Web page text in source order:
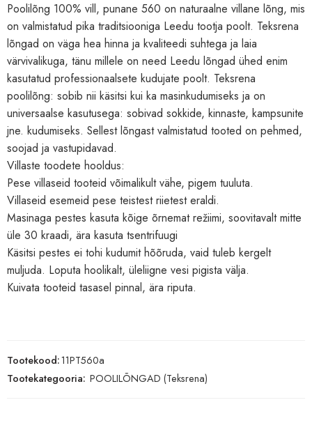
Poolilõng 100% vill, punane 560 on naturaalne villane lõng, mis
on valmistatud pika traditsiooniga Leedu tootja poolt. Teksrena
lõngad on väga hea hinna ja kvaliteedi suhtega ja laia
värvivalikuga, tänu millele on need Leedu lõngad ühed enim
kasutatud professionaalsete kudujate poolt. Teksrena
poolilõng: sobib nii käsitsi kui ka masinkudumiseks ja on
universaalse kasutusega: sobivad sokkide, kinnaste, kampsunite
jne. kudumiseks. Sellest lõngast valmistatud tooted on pehmed,
soojad ja vastupidavad.
Villaste toodete hooldus:
Pese villaseid tooteid võimalikult vähe, pigem tuuluta.
Villaseid esemeid pese teistest riietest eraldi.
Masinaga pestes kasuta kõige õrnemat režiimi, soovitavalt mitte
üle 30 kraadi, ära kasuta tsentrifuugi
Käsitsi pestes ei tohi kudumit hõõruda, vaid tuleb kergelt
muljuda. Loputa hoolikalt, üleliigne vesi pigista välja.
Kuivata tooteid tasasel pinnal, ära riputa.
Tootekood:11PT560a
Tootekategooria: POOLILÕNGAD (Teksrena)